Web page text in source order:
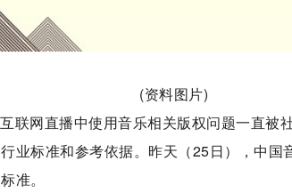
(资料图片)
联网直播中使用音乐相关版权问题一直被
业标准和参考依据。昨天（25日），中国
准。